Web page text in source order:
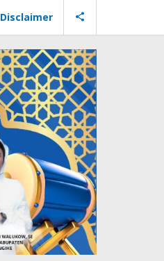
Disclaimer